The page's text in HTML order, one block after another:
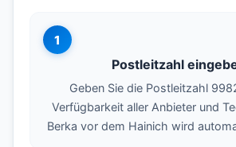
1
Postleitzahl
Geben Sie die Postleitzahl
Verfügbarkeit aller Anbieter und
Berka vor dem Hainich wird